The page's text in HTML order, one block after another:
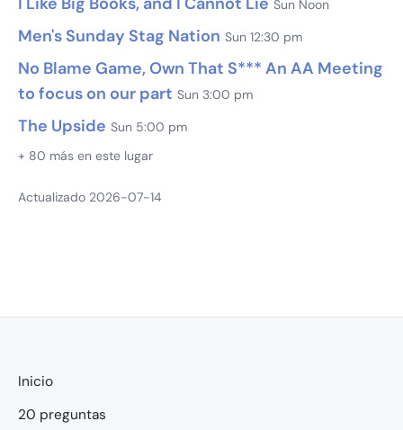
Sun Noon
Men's Sunday Stag Nation Sun 12:30 pm
No Blame Game, Own That S*** An AA Meeting
to focus on our part Sun 3:00 pm
The Upside Sun 5:00 pm
+ 80 más en este lugar
Actualizado 2026-07-14
Inicio
20 preguntas